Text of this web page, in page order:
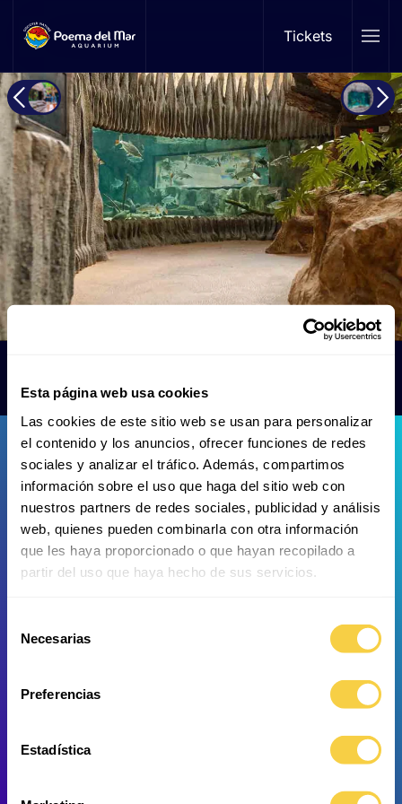
Esta página web usa cookies
Las cookies de este sitio web se usan para personalizar
el contenido y los anuncios, ofrecer funciones de redes
sociales y analizar el tráfico. Además, compartimos
información sobre el uso que haga del sitio web con
nuestros partners de redes sociales, publicidad y análisis
web, quienes pueden combinarla con otra información
que les haya proporcionado o que hayan recopilado a
partir del uso que haya hecho de sus servicios.
Necesarias
Preferencias
Estadística
Skip to main content Tickets
Riesen-Tigersalmler Endlichers Flösselhecht